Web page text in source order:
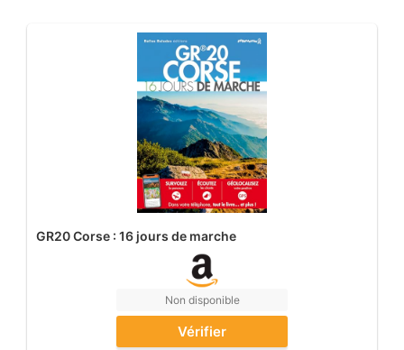
GR20 Corse : 16 jours de marche
Non disponible
Vérifier